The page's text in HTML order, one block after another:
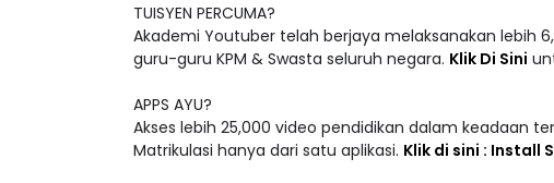
TUISYEN PERCUMA?
Akademi Youtuber telah berjaya melaksanakan lebih
guru-guru KPM & Swasta seluruh negara. Klik Di Sini
APPS AYU?
Akses lebih 25,000 video pendidikan dalam keadaan
Matrikulasi hanya dari satu aplikasi. Klik di sini : Install